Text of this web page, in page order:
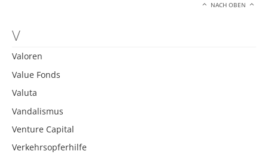
NACH OBEN
V
Valoren
Value Fonds
Valuta
Vandalismus
Venture Capital
Verkehrsopferhilfe